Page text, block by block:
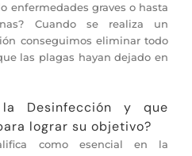
enfermedades graves o hasta
Cuando se realiza un
conseguimos eliminar todo
las plagas hayan dejado en
Desinfección y que
lograr su objetivo?
como esencial en la